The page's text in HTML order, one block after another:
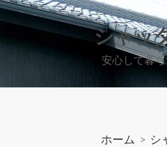
コ
ン
テ
シャッ
安心して暮
ホーム > シ